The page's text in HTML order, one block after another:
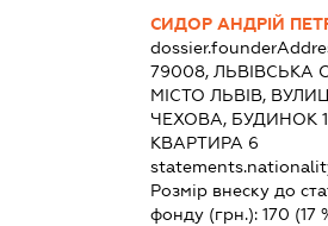
СИДОР АНДРІЙ
79008, ЛЬВІВСЬКА
МІСТО ЛЬВІВ,
ЧЕХОВА, БУДИНОК
КВАРТИРА 6
Розмір внеску до
фонду (грн.):170 (17